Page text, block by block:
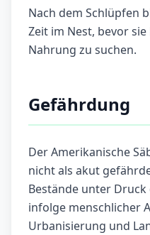
Nach dem Schlüpfen
Zeit im Nest, bevor
Nahrung zu suchen.
Gefährdung
Der Amerikanische
nicht als akut
Bestände unter
infolge menschlicher
Urbanisierung und